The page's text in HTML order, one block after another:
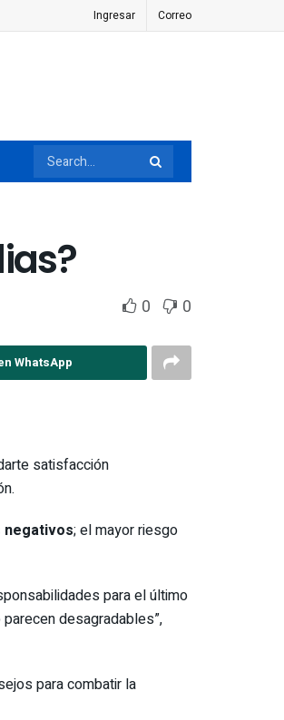
Ingresar Correo
0 0
WhatsApp
satisfacción
negativos; el mayor riesgo
para el último
desagradables”,
para combatir la